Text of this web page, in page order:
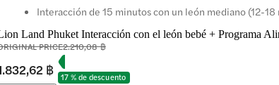
Interacción de 15 minutos con un león mediano (12-18
Land Phuket Interacción con el león bebé + Programa
PRICE2.210,08 ฿
฿
17 % de descuento